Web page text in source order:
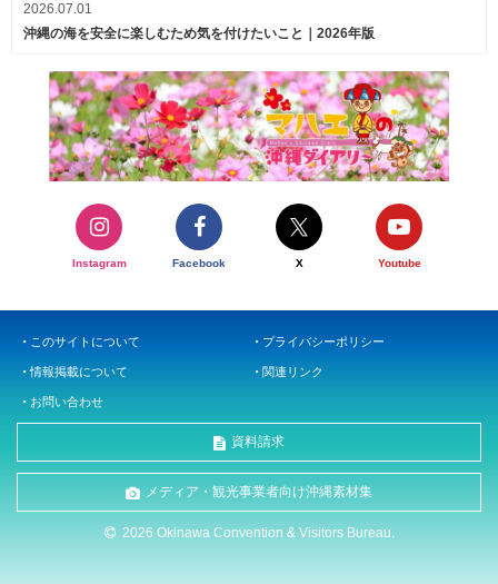
2026.07.01
沖縄の海を安全に楽しむため気を付けたいこと｜2026年版
Instagram Facebook X Youtube
このサイトについて プライバシーポリシー
情報掲載について 関連リンク
お問い合わせ
資料請求
メディア・観光事業者向け沖縄素材集
2026 Okinawa Convention & Visitors Bureau.